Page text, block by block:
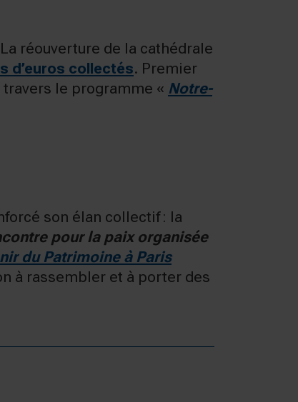
réouverture de la cathédrale
d’euros collectés. Premier
le programme « Notre-
son élan collectif : la
pour la paix organisée
du Patrimoine à Paris
à rassembler et à porter des